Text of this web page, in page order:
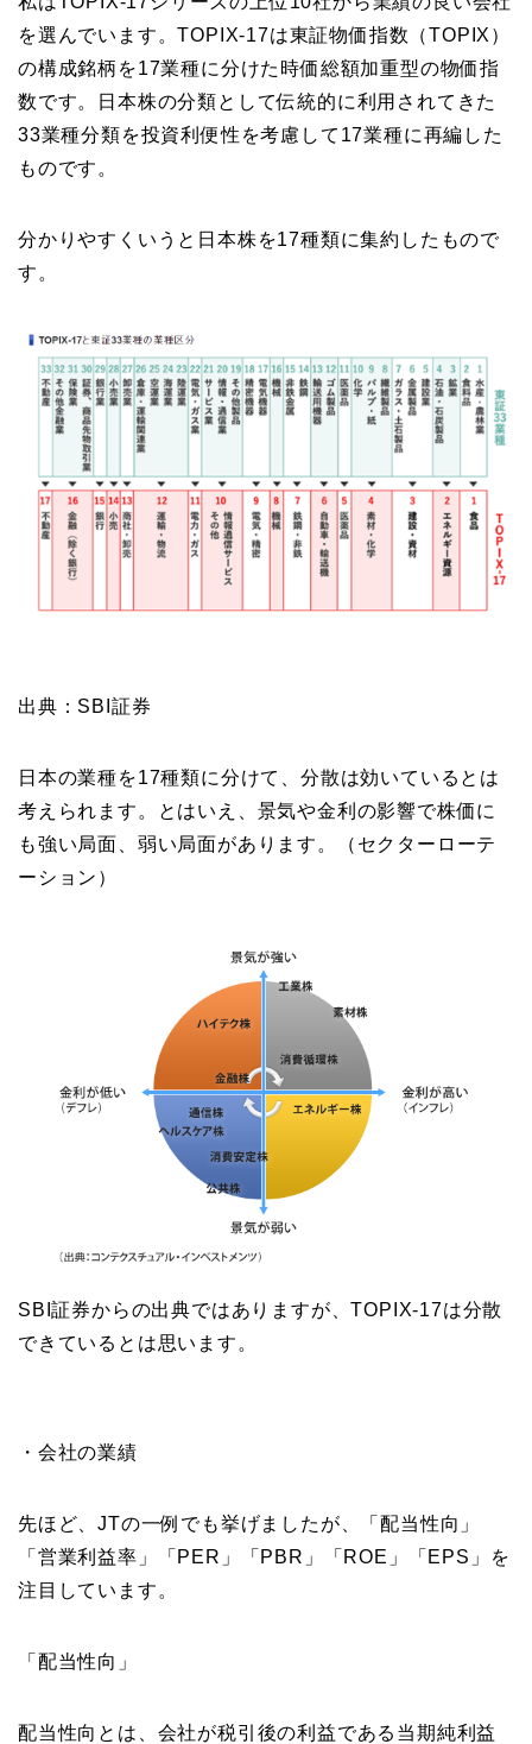
を選んでいます。TOPIX-17は東証物価指数（TOPIX）
の構成銘柄を17業種に分けた時価総額加重型の物価指
数です。日本株の分類として伝統的に利用されてきた
33業種分類を投資利便性を考慮して17業種に再編した
ものです。
分かりやすくいうと日本株を17種類に集約したもので
す。
出典：SBI証券
日本の業種を17種類に分けて、分散は効いているとは
考えられます。とはいえ、景気や金利の影響で株価に
も強い局面、弱い局面があります。（セクターローテ
ーション）
SBI証券からの出典ではありますが、TOPIX-17は分散
できているとは思います。
・会社の業績
先ほど、JTの一例でも挙げましたが、「配当性向」
「営業利益率」「PER」「PBR」「ROE」「EPS」を
注目しています。
「配当性向」
配当性向とは、会社が税引後の利益である当期純利益